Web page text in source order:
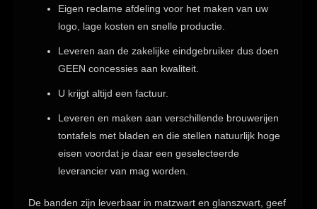
Eigen reclame afdeling voor het maken van uw
logo, lage kosten en snelle productie.
Leveren aan de zakelijke eindgebruiker dus doen
GEEN concessies aan kwaliteit.
U krijgt altijd een factuur.
Leveren en maken aan verschillende brouwerijen
tontafels met bladen en die stellen natuurlijk hoge
eisen voordat je daar een geselecteerde
leverancier van mag worden.
De banden zijn leverbaar in matzwart en glanszwart , geef